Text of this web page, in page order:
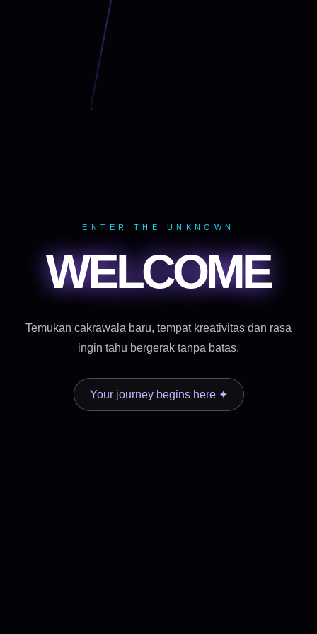
ENTER THE UNKNOWN
WELCOME
Temukan cakrawala baru, tempat kreativitas dan rasa
ingin tahu bergerak tanpa batas.
Your journey begins here ✦